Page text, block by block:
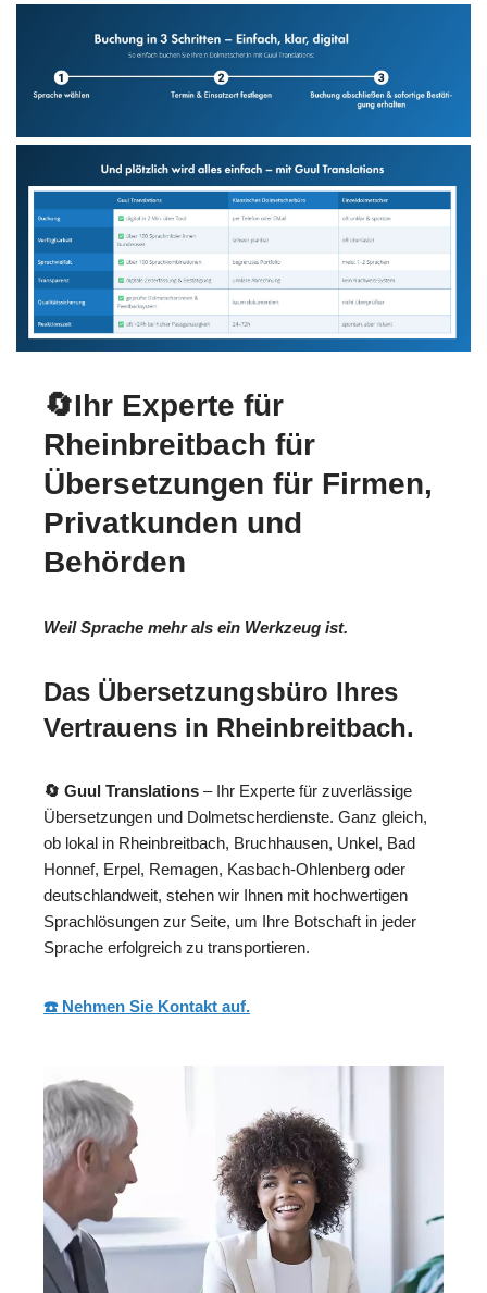
🔄Ihr Experte für
Rheinbreitbach für
Übersetzungen für Firmen,
Privatkunden und
Behörden
Weil Sprache mehr als ein Werkzeug ist.
Das Übersetzungsbüro Ihres
Vertrauens in Rheinbreitbach.
🔄 Guul Translations – Ihr Experte für zuverlässige
Übersetzungen und Dolmetscherdienste. Ganz gleich,
ob lokal in Rheinbreitbach, Bruchhausen, Unkel, Bad
Honnef, Erpel, Remagen, Kasbach-Ohlenberg oder
deutschlandweit, stehen wir Ihnen mit hochwertigen
Sprachlösungen zur Seite, um Ihre Botschaft in jeder
Sprache erfolgreich zu transportieren.
☎️ Nehmen Sie Kontakt auf.